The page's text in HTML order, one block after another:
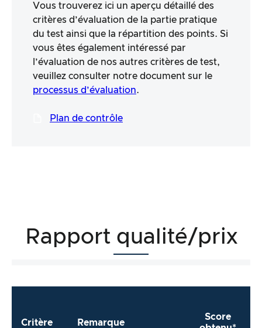
Vous trouverez ici un aperçu détaillé des
critères d’évaluation de la partie pratique
du test ainsi que la répartition des points. Si
vous êtes également intéressé par
l’évaluation de nos autres critères de test,
veuillez consulter notre document sur le
processus d’évaluation.
Plan de contrôle
Rapport qualité/prix
Critère Remarque
Score